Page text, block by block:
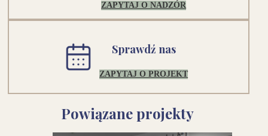
ZAPYTAJ O NADZÓR
Sprawdź nas
ZAPYTAJ O PROJEKT
Powiązane projekty